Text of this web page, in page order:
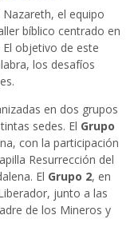
Nazareth, el equipo
bíblico centrado en
objetivo de este
los desafíos
en dos grupos
sedes. El Grupo
con la participación
Resurrección del
El Grupo 2, en
junto a las
de los Mineros y